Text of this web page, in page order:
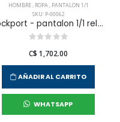
HOMBRE, ROPA, PANTALON 1/1
SKU: P-00062
rockport - pantalon 1/1 relax pant para hombre
C$ 1,702.00
AÑADIR AL CARRITO
WHATSAPP